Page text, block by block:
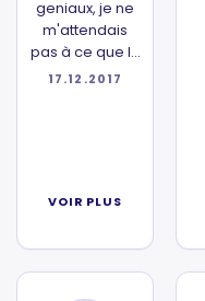
geniaux, je ne
m'attendais
pas à ce que l...
17.12.2017
VOIR PLUS